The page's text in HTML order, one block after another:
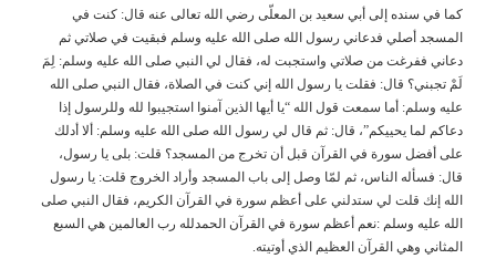
كما في سنده إلى أبي سعيد بن المعلّى رضي الله تعالى عنه قال: كنت في
المسجد أصلي فدعاني رسول الله صلى الله عليه وسلم فبقيت في صلاتي ثم
دعاني ففرغت من صلاتي واستجبت له، فقال لي النبي صلى الله عليه وسلم: لِمَ
لَمْ تجبني؟ قال: فقلت يا رسول الله إني كنت في الصلاة، فقال النبي صلى الله
عليه وسلم: أما سمعت قول الله “يا أيها الذين آمنوا استجيبوا لله وللرسول إذا
دعاكم لما يحييكم”، قال: ثم قال لي رسول الله صلى الله عليه وسلم: ألا أدلك
على أفضل سورة في القرآن قبل أن تخرج من المسجد؟ قلت: بلى يا رسول،
قال: فسأله الناس، ثم لمّا وصل إلى باب المسجد وأراد الخروج قلت: يا رسول
الله إنك قلت لي ستدلني على أعظم سورة في القرآن الكريم، فقال النبي صلى
الله عليه وسلم :نعم أعظم سورة في القرآن الحمدلله رب العالمين هي السبع
المثاني وهي القرآن العظيم الذي أوتيته.